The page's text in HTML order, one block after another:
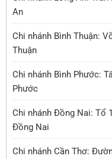
An
Chi nhánh Bình Thuận:
Thuận
Chi nhánh Bình Phước:
Phước
Chi nhánh Đồng Nai: Tổ
Đồng Nai
Chi nhánh Cần Thơ: